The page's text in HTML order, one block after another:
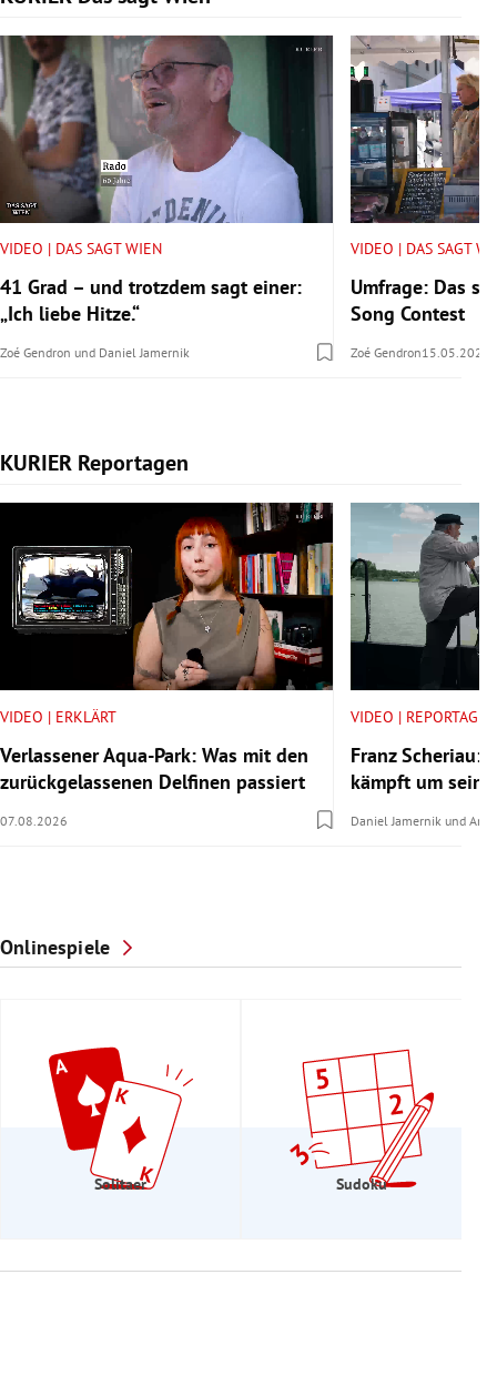
VIDEO | DAS SAGT WIEN
41 Grad – und trotzdem sagt einer:
„Ich liebe Hitze.“
Zoé Gendron und Daniel Jamernik
VIDEO | DAS SAGT
Umfrage: Das
Song Contest
Zoé Gendron15.05.2026
KURIER Reportagen
Slide 1 von 14
VIDEO | ERKLÄRT
Verlassener Aqua-Park: Was mit den
zurückgelassenen Delfinen passiert
07.08.2026
VIDEO | REPORTAGE
Franz Scheriau:
kämpft um
Daniel Jamernik und
Onlinespiele
Solitaer Sudoku